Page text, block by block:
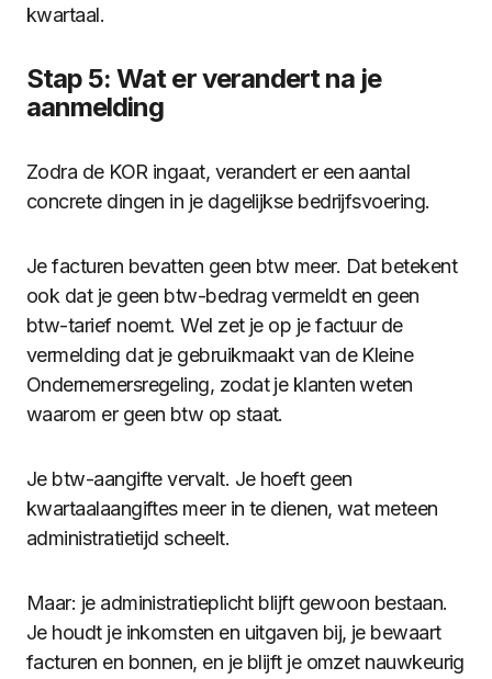
kwartaal.
Stap 5: Wat er verandert na je
aanmelding
Zodra de KOR ingaat, verandert er een aantal
concrete dingen in je dagelijkse bedrijfsvoering.
Je facturen bevatten geen btw meer. Dat betekent
ook dat je geen btw-bedrag vermeldt en geen
btw-tarief noemt. Wel zet je op je factuur de
vermelding dat je gebruikmaakt van de Kleine
Ondernemersregeling, zodat je klanten weten
waarom er geen btw op staat.
Je btw-aangifte vervalt. Je hoeft geen
kwartaalaangiftes meer in te dienen, wat meteen
administratietijd scheelt.
Maar: je administratieplicht blijft gewoon bestaan.
Je houdt je inkomsten en uitgaven bij, je bewaart
facturen en bonnen, en je blijft je omzet nauwkeurig